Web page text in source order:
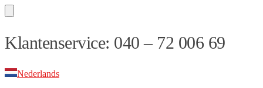
Skip
to
Skip
to
Klantenservice: 040 – 72 006 69
Nederlands